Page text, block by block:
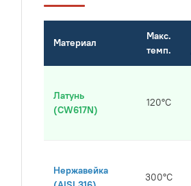
Материал
Макс.
темп.
Латунь
(CW617N)
120°C
Нержавейка
300°C